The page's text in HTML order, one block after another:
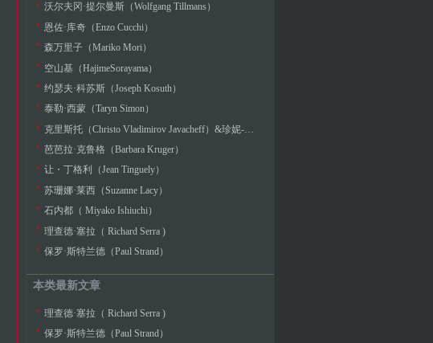
沃尔夫冈·提尔曼斯（Wolfgang Tillmans）
恩佐·库奇（Enzo Cucchi）
森万里子（Mariko Mori）
空山基（HajimeSorayama）
约瑟夫·科苏斯（Joseph Kosuth）
泰勒·西蒙（Taryn Simon）
克里斯托（Christo Vladimirov Javacheff）&珍妮-克劳德（Jeanne-Claude Denat de Guillebon）
芭芭拉·克鲁格（Barbara Kruger）
让・丁格利（Jean Tinguely）
苏珊娜·莱西（Suzanne Lacy）
石内都（ Miyako Ishiuchi）
理查德·塞拉（ Richard Serra )
保罗·斯特兰德（Paul Strand）
本类最新文章
理查德·塞拉（ Richard Serra )
保罗·斯特兰德（Paul Strand）